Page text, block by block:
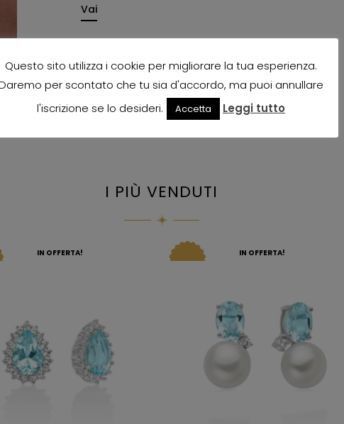
Vai
I PIÙ VENDUTI
IN OFFERTA! IN OFFERTA!
Questo sito utilizza i cookie per migliorare la tua esperienza.
per scontato che tu sia d'accordo, ma puoi annullare
l'iscrizione se lo desideri.
Accetta Leggi tutto